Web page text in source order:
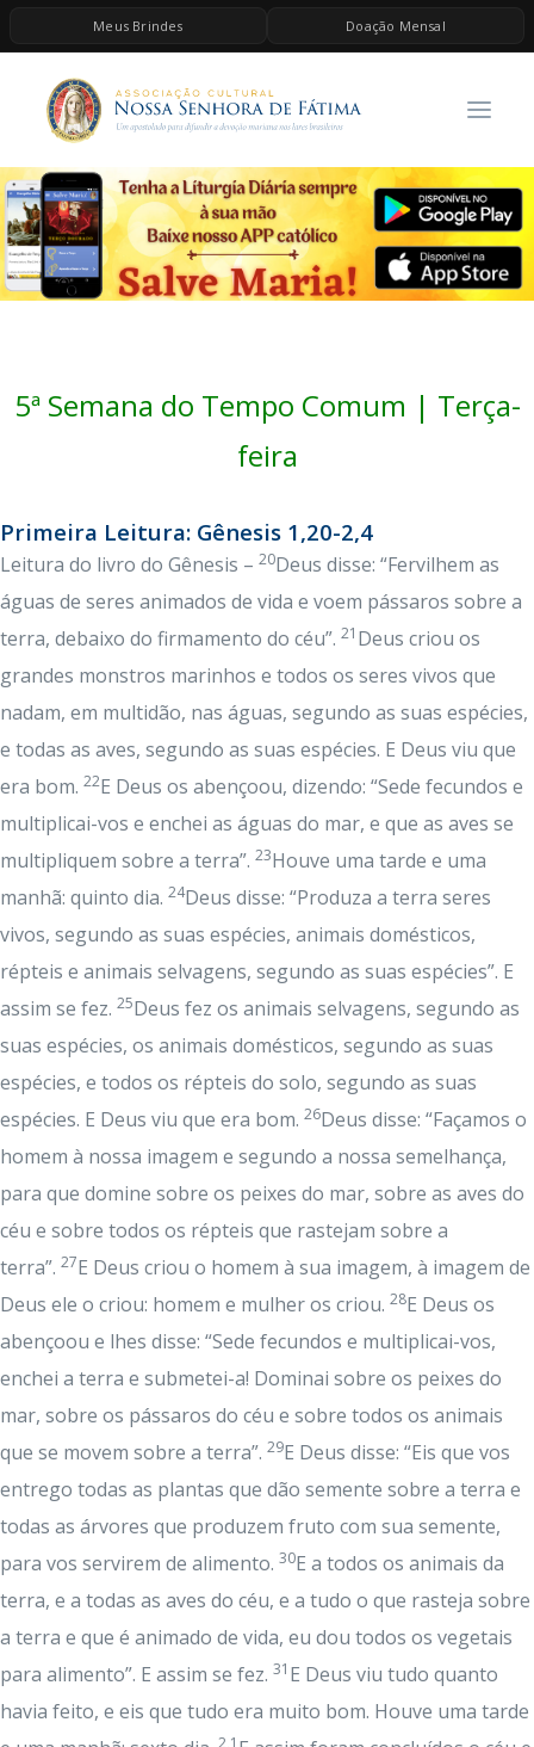
Meus Brindes Doação Mensal
HOME
A ASSOCIAÇÃO
CONTEÚDOS DE MARIA
ESPIRITUALIDADE
AS MELHORES MÚSICAS CATÓLICAS
BRINDES
5ª Semana do Tempo Comum | Terça-
feira
Primeira Leitura: Gênesis 1,20-2,4
Leitura do livro do Gênesis – 20Deus disse: “Fervilhem as
águas de seres animados de vida e voem pássaros sobre a
terra, debaixo do firmamento do céu”. 21 Deus criou os
grandes monstros marinhos e todos os seres vivos que
nadam, em multidão, nas águas, segundo as suas espécies,
e todas as aves, segundo as suas espécies. E Deus viu que
era bom. 22E Deus os abençoou, dizendo: “Sede fecundos e
multiplicai-vos e enchei as águas do mar, e que as aves se
multipliquem sobre a terra”. 23Houve uma tarde e uma
manhã: quinto dia. 24Deus disse: “Produza a terra seres
vivos, segundo as suas espécies, animais domésticos,
répteis e animais selvagens, segundo as suas espécies”. E
assim se fez. 25Deus fez os animais selvagens, segundo as
suas espécies, os animais domésticos, segundo as suas
espécies, e todos os répteis do solo, segundo as suas
espécies. E Deus viu que era bom. 26Deus disse: “Façamos o
homem à nossa imagem e segundo a nossa semelhança,
para que domine sobre os peixes do mar, sobre as aves do
céu e sobre todos os répteis que rastejam sobre a
terra”. 27E Deus criou o homem à sua imagem, à imagem de
Deus ele o criou: homem e mulher os criou. 28E Deus os
abençoou e lhes disse: “Sede fecundos e multiplicai-vos,
enchei a terra e submetei-a! Dominai sobre os peixes do
mar, sobre os pássaros do céu e sobre todos os animais
que se movem sobre a terra”. 29E Deus disse: “Eis que vos
entrego todas as plantas que dão semente sobre a terra e
todas as árvores que produzem fruto com sua semente,
para vos servirem de alimento. 30E a todos os animais da
terra, e a todas as aves do céu, e a tudo o que rasteja sobre
a terra e que é animado de vida, eu dou todos os vegetais
para alimento”. E assim se fez. 31 E Deus viu tudo quanto
havia feito, e eis que tudo era muito bom. Houve uma tarde
2,1